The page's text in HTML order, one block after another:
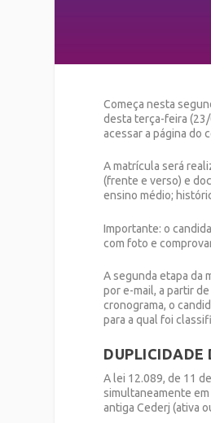
Começa nesta
desta terça-feira
acessar a página do
A matrícula será
(frente e verso) e
ensino médio;
Importante: o
com foto e
A segunda etapa da
por e-mail, a partir
cronograma, o
para a qual foi
DUPLICIDADE
A lei 12.089, de 11
simultaneamente
antiga Cederj (ativa